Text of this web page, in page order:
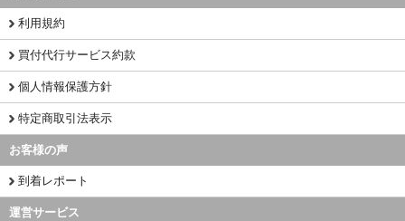
利用規約
買付代行サービス約款
個人情報保護方針
特定商取引法表示
お客様の声
到着レポート
運営サービス